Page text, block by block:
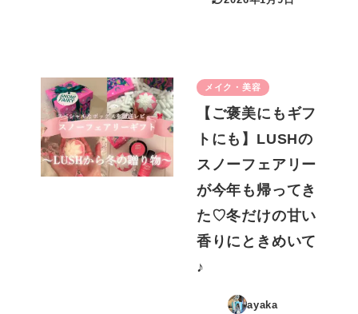
更新日
メイク・美容
【ご褒美にもギフ
トにも】LUSHの
スノーフェアリー
が今年も帰ってき
た♡冬だけの甘い
香りにときめいて
♪
ayaka